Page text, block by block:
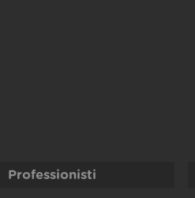
Professionisti